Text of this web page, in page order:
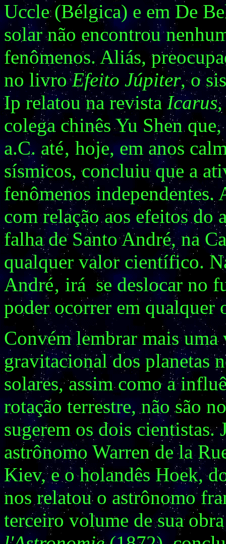
Uccle (Bélgica) e em De
solar não encontrou
fenômenos. Aliás,
no livroEfeito Júpiter, o
Ip relatou na revistaIcarus
colega chinês Yu Shen
a.C. até‚ hoje, em anos
sísmicos, concluiu que a
fenômenos independentes.
com relação aos efeitos do
falha de Santo André, na
qualquer valor científico.
André‚ irá se deslocar no
poder ocorrer em qualquer
Convém lembrar mais uma
gravitacional dos planetas
solares, assim como a
rotação terrestre, não são
sugerem os dois
astrônomo Warren de la
Kiev, e o holandês Hoek,
nos relatou o astrônomo
terceiro volume de sua